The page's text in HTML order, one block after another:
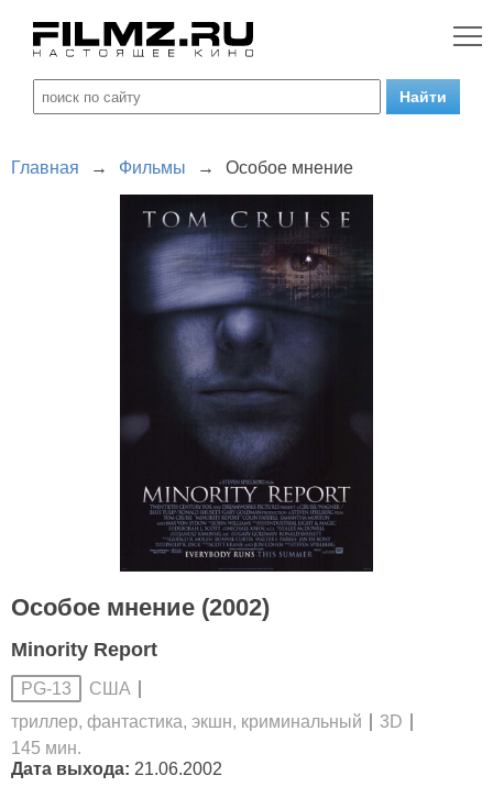
Главная → Фильмы → Особое мнение
Особое мнение (2002)
Minority Report
PG-13
США
триллер, фантастика, экшн, криминальный
3D
145 мин.
Дата выхода: 21.06.2002